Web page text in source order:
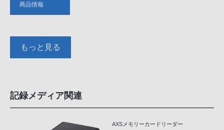
商品情報
もっと見る
記録メディア関連
AXSメモリーカードリーダー